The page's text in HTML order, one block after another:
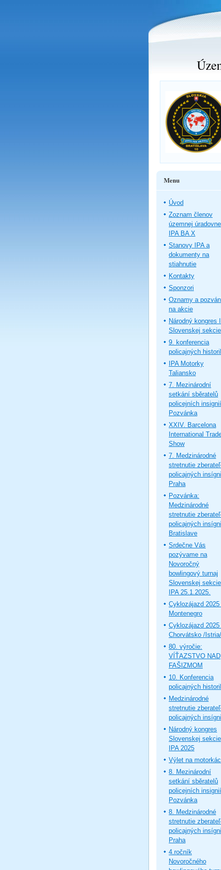
Menu
Úvod
Zoznam členov
územnej úradovne
IPA BA X
Stanovy IPA a
dokumenty na
stiahnutie
Kontakty
Sponzori
Oznamy a
na akcie
Národný kongres
Slovenskej sekcie
9. konferencia
policajných
IPA Motorky
Taliansko
7. Mezinárodní
setkání sběratelů
policejních
Pozvánka
XXIV. Barcelona
International
Show
7. Medzinárodné
stretnutie
policajných
Praha
Pozvánka:
Medzinárodné
stretnutie
policajných
Bratislave
Srdečne Vás
pozývame na
Novoročný
bowlingový turnaj
Slovenskej sekcie
IPA 25.1.2025.
Cyklozájazd 2025
Montenegro
Cyklozájazd 2025
Chorvátsko /Istria/
80. výročie:
VÍŤAZSTVO NAD
FAŠIZMOM
10. Konferencia
policajných
Medzinárodné
stretnutie
policajných
Národný kongres
Slovenskej sekcie
IPA 2025
Výlet na
8. Mezinárodní
setkání sběratelů
policejních
Pozvánka
8. Medzinárodné
stretnutie
policajných
Praha
4.ročník
Novoročného